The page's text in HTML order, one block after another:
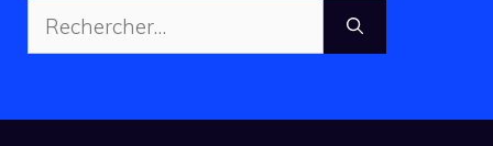
Rechercher :